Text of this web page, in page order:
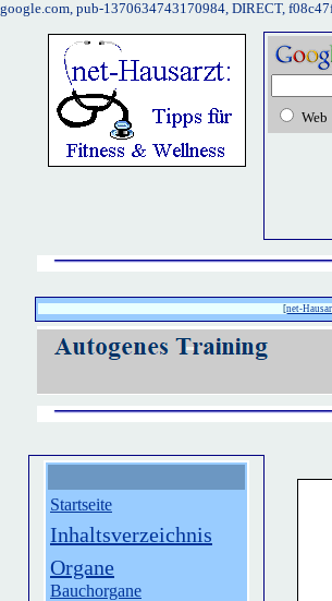
google.com, pub-1370634743170984, DIRECT,
Web
[net-
Startseite
Inhaltsverzeichnis
Organe
Bauchorgane